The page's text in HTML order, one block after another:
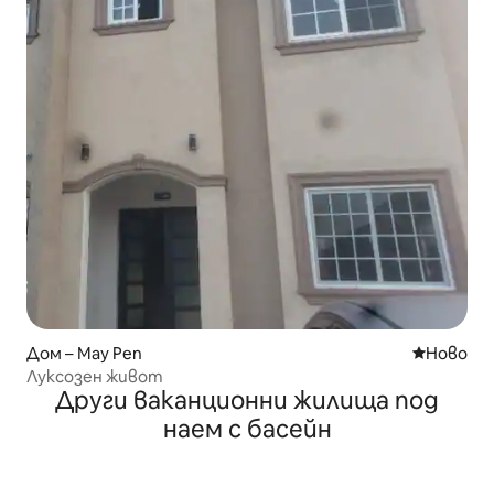
Дом – May Pen Ново
Ново
Луксозен живот
Други ваканционни жилища под
наем с басейн